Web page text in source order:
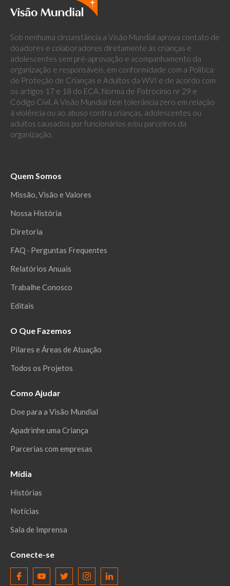
Sob nenhuma circunstância a Visão Mundial aprova contato de
doadores e colaboradores diretamente às crianças e
adolescentes sem pré-aprovação e acompanhamento da
organização e responsáveis, em conformidade com a Política
de Proteção de Crianças e Adultos da WVI e de acordo com
os artigos 17 e 18 do ECA, Norma de Patrocínio nr 29 e
Código Civil. A Visão Mundial tem tolerância zero em relação
à violência ou ao abuso contra crianças, adolescentes ou
adultos causados por funcionários e/ou parceiros da
organização.
Quem Somos
Missão, Visão e Valores
Nossa História
Diretoria
FAQ ‧ Perguntas Frequentes
Relatórios Anuais
Trabalhe Conosco
Editais
O Que Fazemos
Pilares e Áreas de Atuação
Todos os Projetos
Como Ajudar
Doe para a Visão Mundial
Apadrinhe uma Criança
Parcerias com empresas
Mídia
Histórias
Notícias
Sala de Imprensa
Conecte-se